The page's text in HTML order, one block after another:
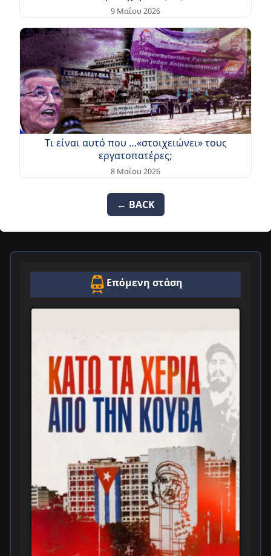
9 Μαΐου 2026
Τι είναι αυτό που …«στοιχειώνει» τους
εργατοπατέρες;
8 Μαΐου 2026
← BACK
Επόμενη στάση